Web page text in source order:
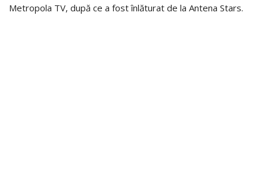
Metropola TV, după ce a fost înlăturat de la Antena Stars.